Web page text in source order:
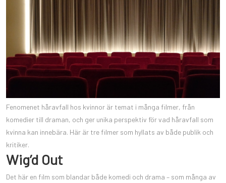
Fenomenet håravfall hos kvinnor är temat i många filmer, från
komedier till draman, och ger unika perspektiv för vad håravfall som
kvinna kan innebära. Här är tre filmer som hyllats av både publik och
kritiker.
Wig’d Out
Det här en film som blandar både komedi och drama – som många av